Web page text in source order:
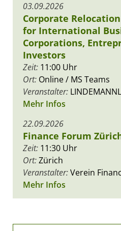
03.09.2026
Corporate
for International
Corporations,
Investors
Zeit: 11:00 Uhr
Ort: Online / MS Teams
Veranstalter:
Mehr Infos
22.09.2026
Finance Forum
Zeit: 11:30 Uhr
Ort:Zürich
Veranstalter:Verein
Mehr Infos